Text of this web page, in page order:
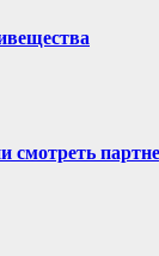
смотреть